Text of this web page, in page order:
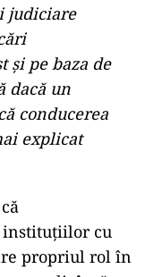
judiciare
și pe baza de
dacă un
conducerea
explicat
instituțiilor cu
propriul rol în